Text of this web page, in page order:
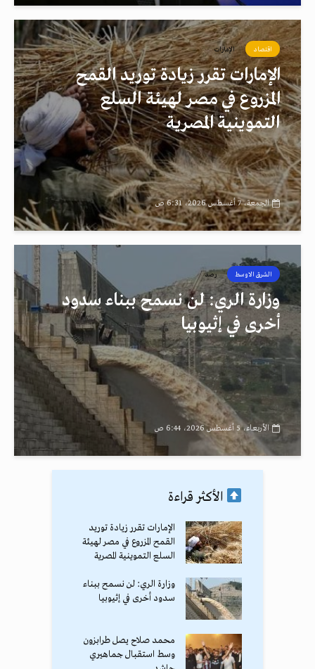
اقتصاد الإمارات
الإمارات تقرر زيادة توريد القمح
المزروع في مصر لهيئة السلع
التموينية المصرية
الجمعة، 7 أغسطس 2026، 6:31 ص
الشرق الاوسط رصد
وزارة الري: لن نسمح ببناء سدود
أخرى في إثيوبيا
الأربعاء، 5 أغسطس 2026، 6:44 ص
الأكثر قراءة
الإمارات تقرر زيادة توريد
القمح المزروع في مصر لهيئة
السلع التموينية المصرية
وزارة الري: لن نسمح ببناء
سدود أخرى في إثيوبيا
محمد صلاح يصل طرابزون
وسط استقبال جماهيري